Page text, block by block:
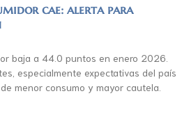
cae: alerta para
baja a 44.0 puntos en enero 2026.
especialmente expectativas del país
menor consumo y mayor cautela.